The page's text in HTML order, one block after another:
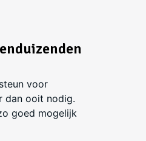
voor
dan ooit nodig.
goed mogelijk